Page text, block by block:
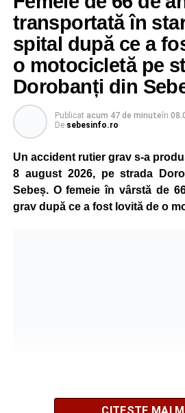
transportată în
spital după ce a
o motocicletă pe
Dorobanți din
Publicat acum 47 de minuteîn
De sebesinfo.ro
Un accident rutier grav s-a
8 august 2026, pe strada
Sebeș. O femeie în vârstă de
grav după ce a fost lovită de o